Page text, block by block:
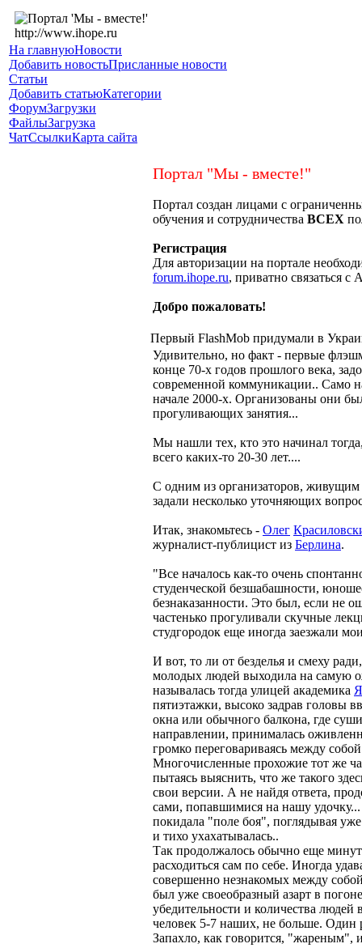
На главнуюНовости
Добавить новостьПрисланные новости
Статьи
Добавить статьюКатегории
ФорумЗагрузки
ФайлыЗагрузка
ЧатСсылкиКарта сайта
Портал "Мы - вместе!"
Портал создан лицами с
обучения и сотрудничества ВСЕХ
Регистрация
Для авторизации на портале
forum.ihope.ru, приватно связаться
Добро пожаловать!
Первый FlashMob придумали в
Удивительно, но факт - первые
конце 70-х годов прошлого века,
современной коммуникации.. Само
начале 2000-х. Организованы они
прогуливающих занятия...
Мы нашли тех, кто это начинал
всего каких-то 20-30 лет....
С одним из организаторов, живущим
задали несколько уточняющих
Итак, знакомьтесь - Олег
журналист-публицист из Берлина.
"Все началось как-то очень
студенческой безшабашности,
безнаказанности. Это был, если не
частенько прогуливали скучные
студгородок еще иногда заезжали
И вот, то ли от безделья и смеху
молодых людей выходила на самую
называлась тогда улицей академика
пятиэтажки, высоко задрав головы
окна или обычного балкона, где
направлении, принималась
громко переговариваясь между
Многочисленные прохожие тот же
пытаясь выяснить, что же такого
свои версии. А не найдя ответа,
сами, попавшимися на нашу
покидала "поле боя", поглядывая
и тихо ухахатывалась..
Так продолжалось обычно еще
расходиться сам по себе. Иногда
совершенно незнакомых между
был уже своеобразный азарт в
убедительности и количества
человек 5-7 наших, не больше.
Запахло, как говорится, "жареным",